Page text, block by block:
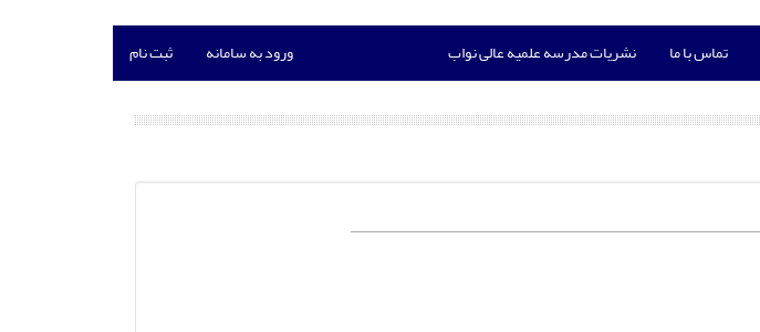
تماس با ما نشریات مدرسه علمیه عالی نواب ورود به سامانه ثبت نام